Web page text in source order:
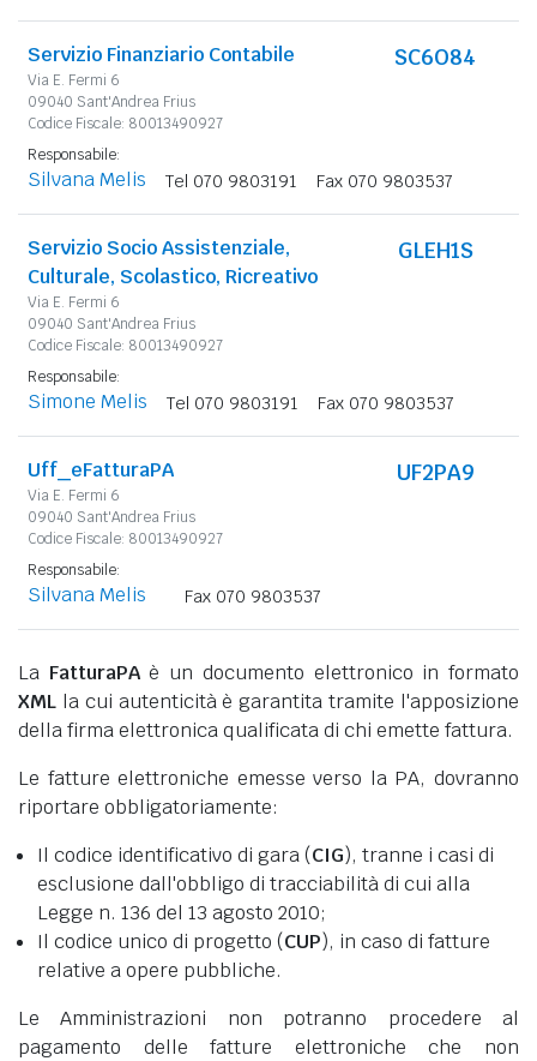
Servizio Finanziario Contabile
Via E. Fermi 6
09040 Sant'Andrea Frius
Codice Fiscale: 80013490927
SC6O84
Responsabile:
Silvana Melis Tel 070 9803191 Fax 070 9803537
Servizio Socio Assistenziale,
Culturale, Scolastico, Ricreativo
Via E. Fermi 6
09040 Sant'Andrea Frius
Codice Fiscale: 80013490927
GLEH1S
Responsabile:
Simone Melis Tel 070 9803191 Fax 070 9803537
Uff_eFatturaPA
Via E. Fermi 6
09040 Sant'Andrea Frius
Codice Fiscale: 80013490927
UF2PA9
Responsabile:
Silvana Melis Fax 070 9803537
La FatturaPAè un documento elettronico in formato
XML la cui autenticità è garantita tramite l'apposizione
della firma elettronica qualificata di chi emette fattura.
Le fatture elettroniche emesse verso la PA, dovranno
riportare obbligatoriamente:
Il codice identificativo di gara (CIG), tranne i casi di
esclusione dall'obbligo di tracciabilità di cui alla
Legge n. 136 del 13 agosto 2010;
Il codice unico di progetto (CUP), in caso di fatture
relative a opere pubbliche.
Le Amministrazioni non potranno procedere al
pagamento delle fatture elettroniche che non